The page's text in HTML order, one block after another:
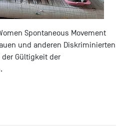
Spontaneous Movement
und anderen Diskriminierten
Gültigkeit der